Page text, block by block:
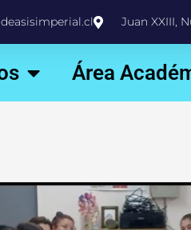
Juan XXIII,
Área